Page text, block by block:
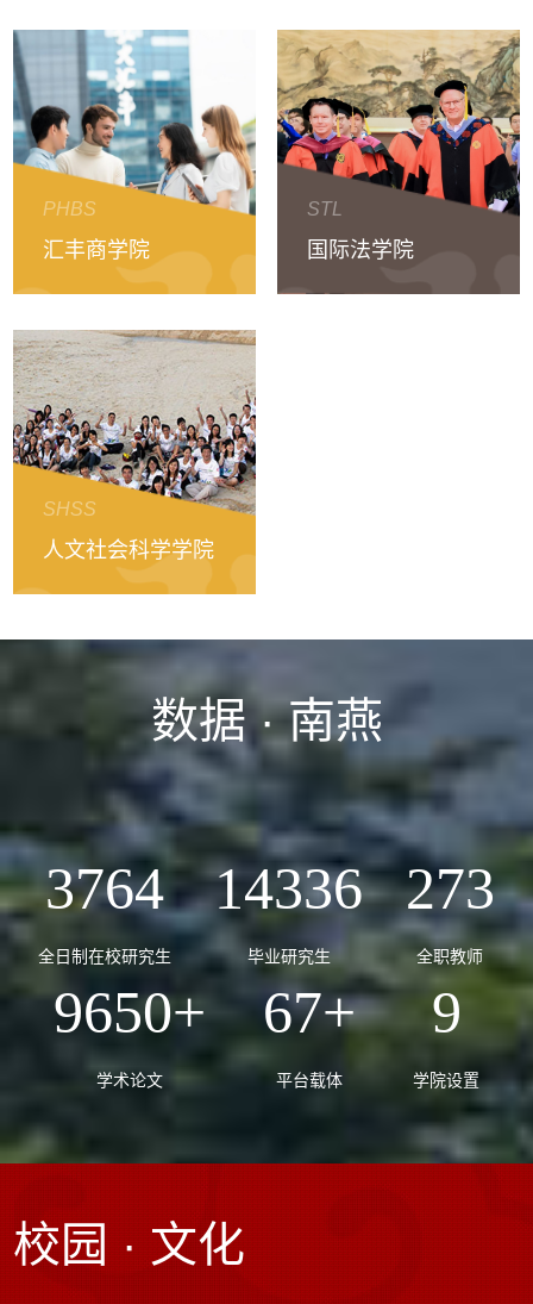
PHBS
汇丰商学院
STL
国际法学院
SHSS
人文社会科学学院
数据 · 南燕
3764
全日制在校研究生
14336
毕业研究生
273
全职教师
9650+
学术论文
67+
平台载体
9
学院设置
校园 · 文化